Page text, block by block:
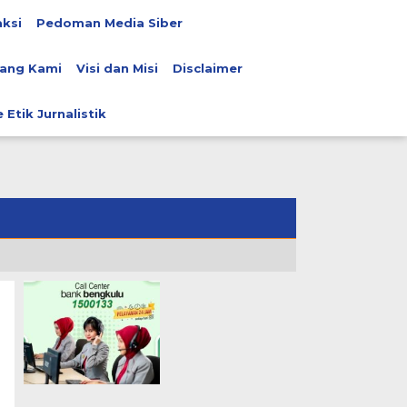
Pedoman Media Siber
Kami Visi dan Misi Disclaimer
Etik Jurnalistik